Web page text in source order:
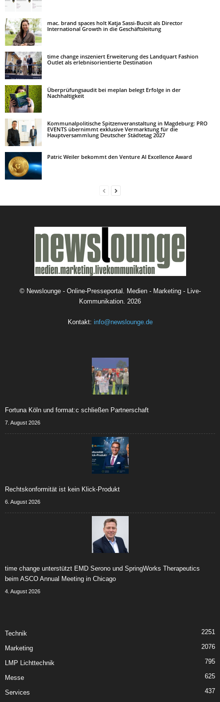
mac. brand spaces holt Katja Sassi-Bucsit als Director
International Growth in die Geschäftsleitung
time change inszeniert Erweiterung des Landquart Fashion
Outlet als erlebnisorientierte Destination
Überprüfungsaudit bei meplan belegt Erfolge in der
Nachhaltigkeit
Kommunalpolitische Spitzenveranstaltung in Magdeburg: PRO
EVENTS übernimmt exklusive Vermarktung für die
Hauptversammlung Deutscher Städtetag 2027
Patric Weiler bekommt den Venture AI Excellence Award
© Newslounge - Online-Presseportal. Medien - Marketing - Live-
Kommunikation. 2026
Kontakt: info@newslounge.de
Fortuna Köln und format:c schließen Partnerschaft
7. August 2026
Rechtskonformität ist kein Klick-Produkt
6. August 2026
time change unterstützt EMD Serono und SpringWorks Therapeutics
beim ASCO Annual Meeting in Chicago
4. August 2026
Technik 2251
Marketing 2076
LMP Lichttechnik 795
Messe 625
Services 437